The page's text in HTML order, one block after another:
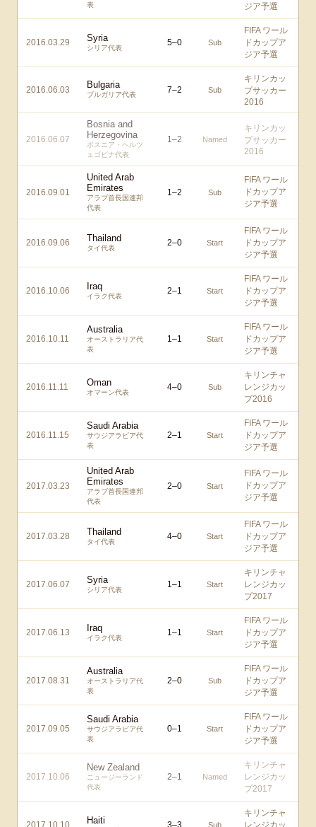
表
ジア予選
2016.03.29 Syria
シリア代表
5–0 Sub
FIFA ワール
ドカップア
ジア予選
2016.06.03 Bulgaria
ブルガリア代表 7–2 Sub
キリンカッ
プサッカー
2016
2016.06.07
Bosnia and
Herzegovina
ボスニア・ヘルツ
ェゴビナ代表
1–2 Named
キリンカッ
プサッカー
2016
2016.09.01
United Arab
Emirates
アラブ首長国連邦
代表
1–2 Sub
FIFA ワール
ドカップア
ジア予選
2016.09.06 Thailand
タイ代表
2–0 Start
FIFA ワール
ドカップア
ジア予選
2016.10.06 Iraq
イラク代表
2–1 Start
FIFA ワール
ドカップア
ジア予選
2016.10.11
Australia
オーストラリア代
表
1–1 Start
FIFA ワール
ドカップア
ジア予選
2016.11.11 Oman
オマーン代表
4–0 Sub
キリンチャ
レンジカッ
プ2016
2016.11.15
Saudi Arabia
サウジアラビア代
表
2–1 Start
FIFA ワール
ドカップア
ジア予選
2017.03.23
United Arab
Emirates
アラブ首長国連邦
代表
2–0 Start
FIFA ワール
ドカップア
ジア予選
2017.03.28 Thailand
タイ代表
4–0 Start
FIFA ワール
ドカップア
ジア予選
2017.06.07 Syria
シリア代表
1–1 Start
キリンチャ
レンジカッ
プ2017
2017.06.13 Iraq
イラク代表
1–1 Start
FIFA ワール
ドカップア
ジア予選
2017.08.31
Australia
オーストラリア代
表
2–0 Sub
FIFA ワール
ドカップア
ジア予選
2017.09.05
Saudi Arabia
サウジアラビア代
表
0–1 Start
FIFA ワール
ドカップア
ジア予選
2017.10.06
New Zealand
ニュージーランド
代表
2–1 Named
キリンチャ
レンジカッ
プ2017
2017.10.10 Haiti 3–3 Sub
キリンチャ
レンジカッ